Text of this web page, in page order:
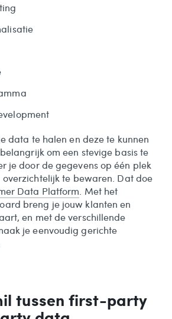
data te halen en deze te kunnen
om een stevige basis te
je door de gegevens op één plek
te bewaren. Dat doe
Data Platform . Met het
breng je jouw klanten en
en met de verschillende
je eenvoudig gerichte
tussen first-party